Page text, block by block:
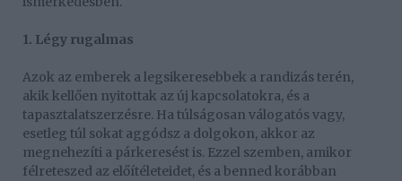
1. Légy rugalmas
Azok az emberek a legsikeresebbek a randizás terén,
akik kellően nyitottak az új kapcsolatokra, és a
tapasztalatszerzésre. Ha túlságosan válogatós vagy,
esetleg túl sokat aggódsz a dolgokon, akkor az
megnehezíti a párkeresést is. Ezzel szemben, amikor
félreteszed az előítéleteidet, és a benned korábban